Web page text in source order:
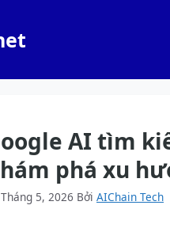
AI tìm
phá xu
5, 2026 Bởi AIChain Tech